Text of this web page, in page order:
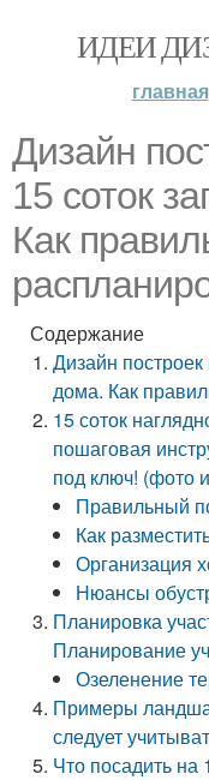
ИДЕИ
главная
Дизайн
15 соток
Как
Содержание
Дизайн построек
дома. Как
15 соток
пошаговая
под ключ! (фото
Правильный
Как
Организация
Нюансы
Планировка
Планирование
Озеленение
Примеры
следует
Что посадить